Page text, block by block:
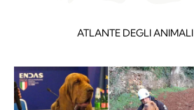
ATLANTE DEGLI ANIMALI